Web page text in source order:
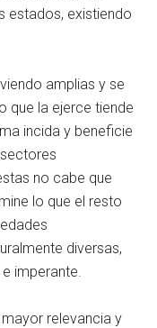
estados, existiendo
amplias y se
que la ejerce tiende
incida y beneficie
no cabe que
lo que el resto
diversas,
imperante.
relevancia y